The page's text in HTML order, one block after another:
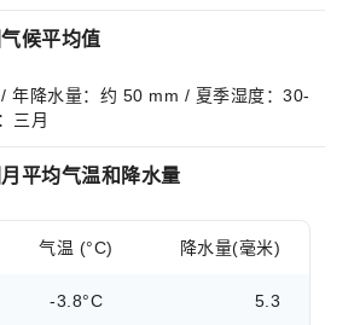
候平均值
年降水量：约 50 mm / 夏季湿度：30-
三月
平均气温和降水量
气温 (°C) 降水量(毫米)
-3.8°C 5.3